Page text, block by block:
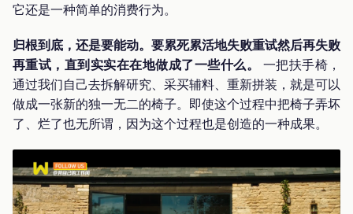
它还是一种简单的消费行为。
归根到底，还是要能动。要累死累活地失败重试然后再失败
再重试，直到实实在在地做成了一些什么。
一把扶手椅，
通过我们自己去拆解研究、采买辅料、重新拼装，就是可以
做成一张新的独一无二的椅子。即使这个过程中把椅子弄坏
了、烂了也无所谓，因为这个过程也是创造的一种成果。